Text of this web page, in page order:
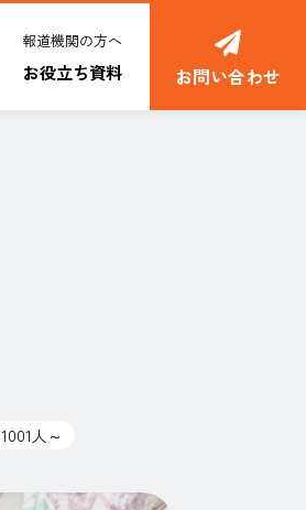
報道機関の方へ
お役立ち資料 お問い合わせ
1001人～